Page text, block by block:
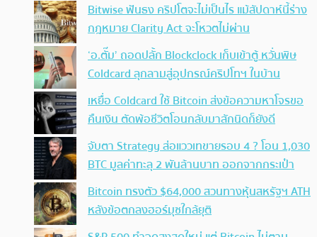
Bitwise ฟันธง คริปโตจะไม่เป็นไร แม้สัปดาห์นี้ร่าง
กฎหมาย Clarity Act จะโหวตไม่ผ่าน
‘อ.ตั๊ม’ ถอดปลั้ก Blockclock เก็บเข้าตู้ หวั่นพิษ
Coldcard ลุกลามสู่อุปกรณ์คริปโทฯ ในบ้าน
เหยื่อ Coldcard ใช้ Bitcoin ส่งข้อความหาโจรขอ
คืนเงิน ตัดพ้อชีวิตโอนกลับมาสักนิดก็ยังดี
จับตา Strategy ส่อแววเทขายรอบ 4 ? โอน 1,030
BTC มูลค่าทะลุ 2 พันล้านบาท ออกจากกระเป๋า
Bitcoin ทรงตัว $64,000 สวนทางหุ้นสหรัฐฯ ATH
หลังข้อตกลงฮอร์มุซใกล้ยุติ